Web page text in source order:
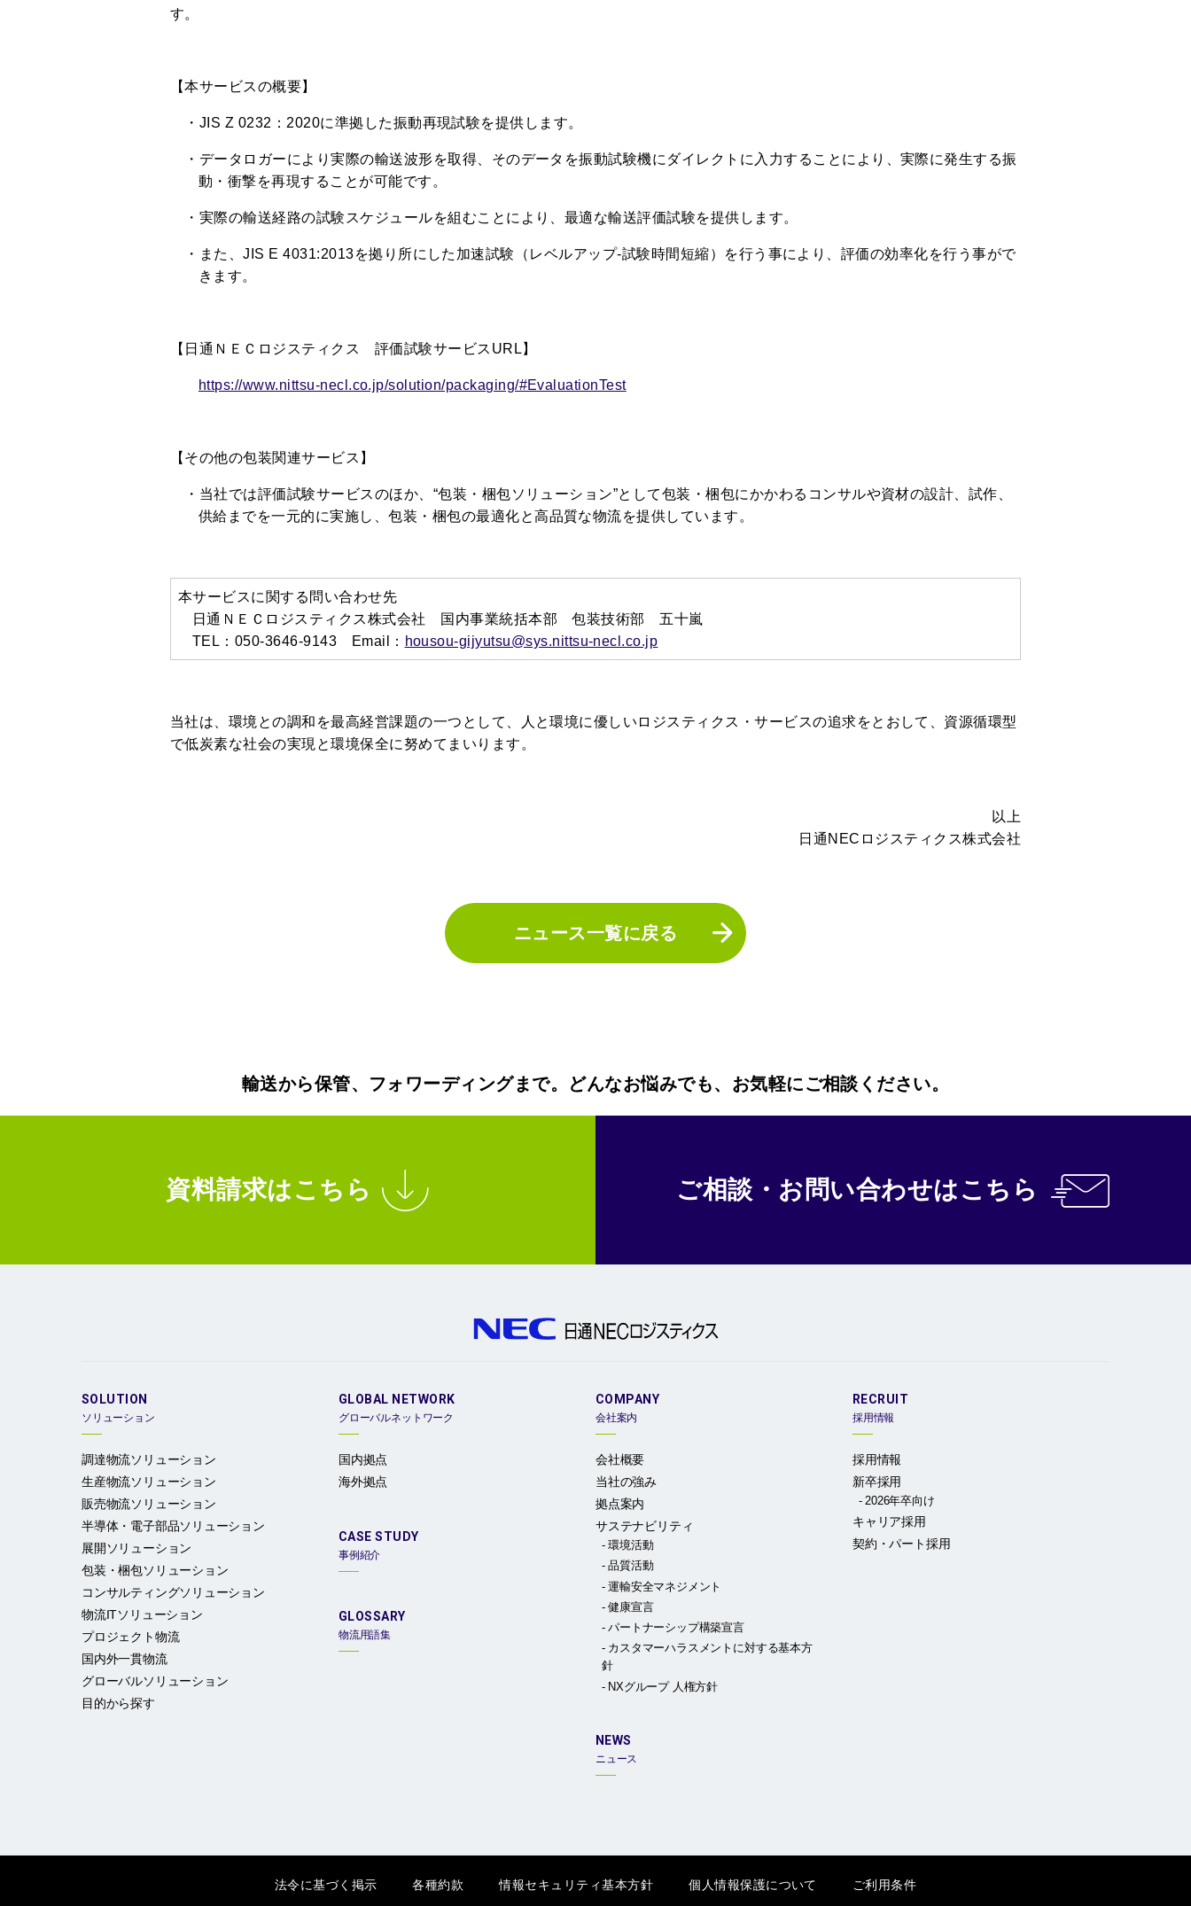
す。
【本サービスの概要】
・JIS Z 0232：2020に準拠した振動再現試験を提供します。
・データロガーにより実際の輸送波形を取得、そのデータを振動試験機にダイレクトに入力することにより、実際に発生する振
動・衝撃を再現することが可能です。
・実際の輸送経路の試験スケジュールを組むことにより、最適な輸送評価試験を提供します。
・また、JIS E 4031:2013を拠り所にした加速試験（レベルアップ-試験時間短縮）を行う事により、評価の効率化を行う事がで
きます。
【日通ＮＥＣロジスティクス 評価試験サービスURL】
https://www.nittsu-necl.co.jp/solution/packaging/#EvaluationTest
【その他の包装関連サービス】
・当社では評価試験サービスのほか、“包装・梱包ソリューション”として包装・梱包にかかわるコンサルや資材の設計、試作、
供給までを一元的に実施し、包装・梱包の最適化と高品質な物流を提供しています。
本サービスに関する問い合わせ先
日通ＮＥＣロジスティクス株式会社 国内事業統括本部 包装技術部 五十嵐
TEL：050-3646-9143 Email： housou-gijyutsu@sys.nittsu-necl.co.jp
当社は、環境との調和を最高経営課題の一つとして、人と環境に優しいロジスティクス・サービスの追求をとおして、資源循環型
で低炭素な社会の実現と環境保全に努めてまいります。
以上
日通NECロジスティクス株式会社
ニュース一覧に戻る
輸送から保管、フォワーディングまで。どんなお悩みでも、お気軽にご相談ください。
資料請求はこちら ご相談・お問い合わせはこちら
SOLUTION
ソリューション
調達物流ソリューション
生産物流ソリューション
販売物流ソリューション
半導体・電子部品ソリューション
展開ソリューション
包装・梱包ソリューション
コンサルティングソリューション
物流ITソリューション
プロジェクト物流
国内外一貫物流
グローバルソリューション
目的から探す
GLOBAL NETWORK
グローバルネットワーク
国内拠点
海外拠点
CASE STUDY
事例紹介
GLOSSARY
物流用語集
COMPANY
会社案内
会社概要
当社の強み
拠点案内
サステナビリティ
環境活動
品質活動
運輸安全マネジメント
健康宣言
パートナーシップ構築宣言
カスタマーハラスメントに対する基本方
針
NXグループ 人権方針
NEWS
ニュース
RECRUIT
採用情報
採用情報
新卒採用
2026年卒向け
キャリア採用
契約・パート採用
法令に基づく掲示 各種約款 情報セキュリティ基本方針 個人情報保護について ご利用条件